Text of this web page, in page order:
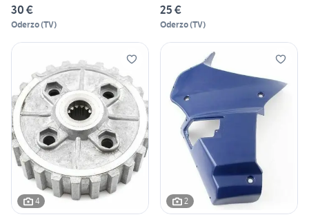
30 €
Oderzo(TV)
25 €
Oderzo(TV)
4 2